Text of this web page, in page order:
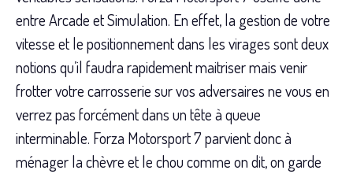
entre Arcade et Simulation. En effet, la gestion de votre
vitesse et le positionnement dans les virages sont deux
notions qu’il faudra rapidement maitriser mais venir
frotter votre carrosserie sur vos adversaires ne vous en
verrez pas forcément dans un tête à queue
interminable. Forza Motorsport 7 parvient donc à
ménager la chèvre et le chou comme on dit, on garde